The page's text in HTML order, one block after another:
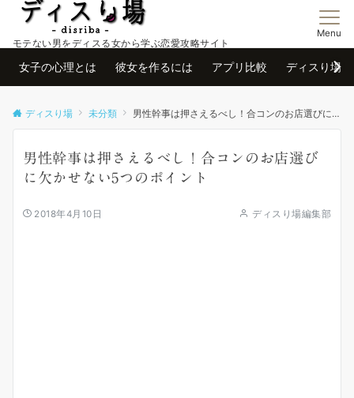
モテない男をディスる女から学ぶ恋愛攻略サイト
Menu
女子の心理とは 彼女を作るには アプリ比較 ディスり場
ディスり場 未分類 男性幹事は押さえるべし！合コンのお店選びに欠かせない5つのポイント
男性幹事は押さえるべし！合コンのお店選び
に欠かせない5つのポイント
2018年4月10日 ディスり場編集部